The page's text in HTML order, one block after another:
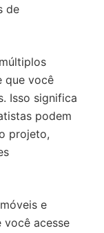
de
que você
Isso significa
podem
projeto,
e
você acesse